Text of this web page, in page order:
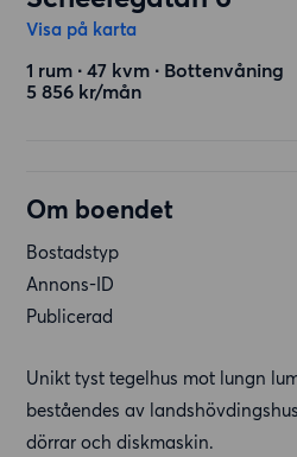
Visa på karta
1 rum ∙ 47 kvm ∙ Bottenvåning
5 856 kr/mån
Om boendet
Bostadstyp
Annons-ID
Publicerad
Unikt tyst tegelhus mot lungn
beståendes av
dörrar och diskmaskin.